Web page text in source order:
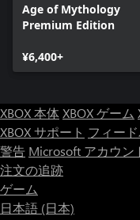
Age of Mythology
Premium Edition
¥6,400+
XBOX 本体XBOX ゲーム
XBOX サポート フィー
警告 Microsoft アカウン
注文の追跡
ゲーム
日本語 (日本)